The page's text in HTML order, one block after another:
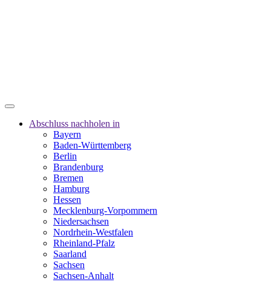
Abschluss nachholen in
Bayern
Baden-Württemberg
Berlin
Brandenburg
Bremen
Hamburg
Hessen
Mecklenburg-Vorpommern
Niedersachsen
Nordrhein-Westfalen
Rheinland-Pfalz
Saarland
Sachsen
Sachsen-Anhalt